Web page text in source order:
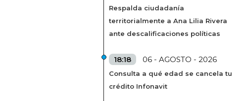
Respalda ciudadanía
territorialmente a Ana Lilia Rivera
ante descalificaciones políticas
18:18 06 - AGOSTO - 2026
Consulta a qué edad se cancela tu
crédito Infonavit